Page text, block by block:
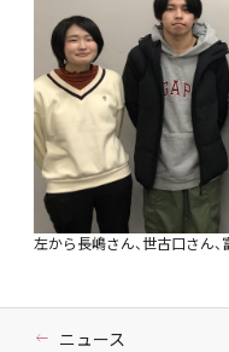
左から長嶋さん、世古口さん、
ニュース